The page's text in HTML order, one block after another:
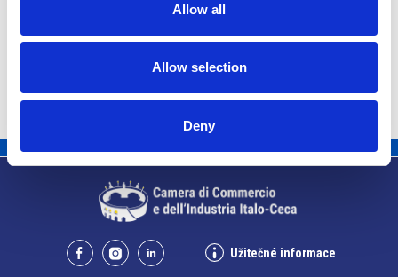
Allow all
Allow selection
Deny
Užitečné informace